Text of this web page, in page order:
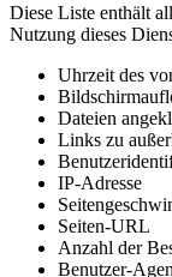
Diese Liste enthält
Nutzung dieses
Uhrzeit des
Dateien
Links zu
IP-Adresse
Seiten-URL
Anzahl der
Benutzer-